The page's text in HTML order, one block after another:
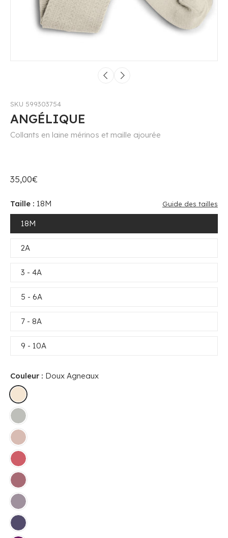
SKU 599303754
ANGÉLIQUE
Collants en laine mérinos et maille ajourée
35,00€
Taille : 18M Guide des tailles
18M
2A
3 - 4A
5 - 6A
7 - 8A
9 - 10A
Couleur : Doux Agneaux